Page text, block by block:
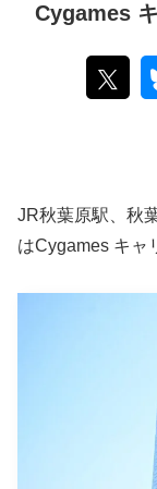
Cygames
JR秋葉原駅、秋
はCygames キャ